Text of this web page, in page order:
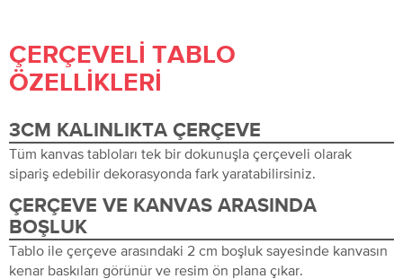
ÇERÇEVELI TABLO
ÖZELLIKLERI
3CM KALINLIKTA ÇERÇEVE
Tüm kanvas tabloları tek bir dokunuşla çerçeveli olarak
sipariş edebilir dekorasyonda fark yaratabilirsiniz.
ÇERÇEVE VE KANVAS ARASINDA
BOŞLUK
Tablo ile çerçeve arasındaki 2 cm boşluk sayesinde kanvasın
kenar baskıları görünür ve resim ön plana çıkar.